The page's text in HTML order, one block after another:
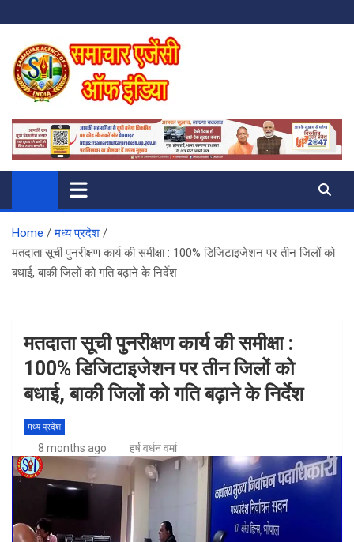
to
content
SAMACHAR AGENCY OF INDIA
My WordPress Blog
Home
मध्य प्रदेश
मतदाता सूची पुनरीक्षण कार्य की समीक्षा : 100% डिजिटाइजेशन पर तीन जिलों को
बधाई, बाकी जिलों को गति बढ़ाने के निर्देश
मतदाता सूची पुनरीक्षण कार्य की समीक्षा :
100% डिजिटाइजेशन पर तीन जिलों को
बधाई, बाकी जिलों को गति बढ़ाने के निर्देश
मध्य प्रदेश
8 months ago हर्ष वर्धन वर्मा